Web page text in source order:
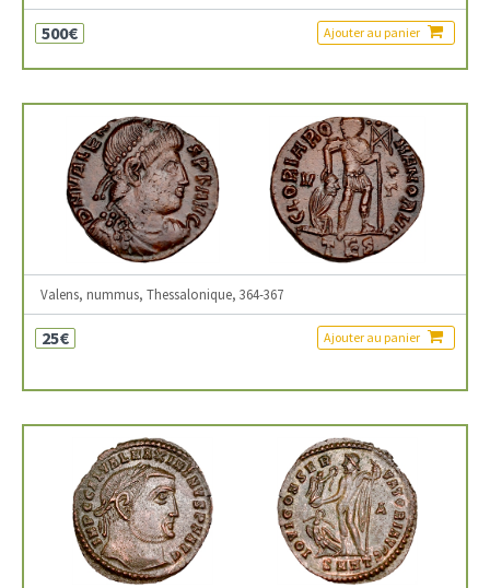
500€ Ajouter au panier
Valens, nummus, Thessalonique, 364-367
25€ Ajouter au panier